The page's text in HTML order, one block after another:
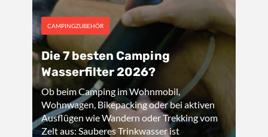
CAMPINGZUBEHÖR
Die 7 besten Camping
Wasserfilter 2026?
Ob beim Camping im Wohnmobil,
Wohnwagen, Bikepacking oder bei aktiven
Ausflügen wie Wandern oder Trekking vom
Zelt aus: Sauberes Trinkwasser ist